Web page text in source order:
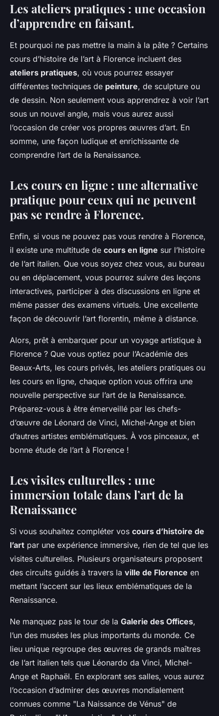
Les ateliers pratiques : une occasion
d’apprendre en faisant.
Et pourquoi ne pas mettre la main à la pâte ? Certains
cours d’histoire de l’art à Florence incluent des
ateliers pratiques, où vous pourrez essayer
différentes techniques de peinture, de sculpture ou
de dessin. Non seulement vous apprendrez à voir l’art
sous un nouvel angle, mais vous aurez aussi
l’occasion de créer vos propres œuvres d’art. En
somme, une façon ludique et enrichissante de
comprendre l’art de la Renaissance.
Les cours en ligne : une alternative
pratique pour ceux qui ne peuvent
pas se rendre à Florence.
Enfin, si vous ne pouvez pas vous rendre à Florence,
il existe une multitude de cours en ligne sur l’histoire
de l’art italien. Que vous soyez chez vous, au bureau
ou en déplacement, vous pourrez suivre des leçons
interactives, participer à des discussions en ligne et
même passer des examens virtuels. Une excellente
façon de découvrir l’art florentin, même à distance.
Alors, prêt à embarquer pour un voyage artistique à
Florence ? Que vous optiez pour l’Académie des
Beaux-Arts, les cours privés, les ateliers pratiques ou
les cours en ligne, chaque option vous offrira une
nouvelle perspective sur l’art de la Renaissance.
Préparez-vous à être émerveillé par les chefs-
d’œuvre de Léonard de Vinci, Michel-Ange et bien
d’autres artistes emblématiques. À vos pinceaux, et
bonne étude de l’art à Florence !
Les visites culturelles : une
immersion totale dans l’art de la
Renaissance
Si vous souhaitez compléter vos cours d’histoire de
l’art par une expérience immersive, rien de tel que les
visites culturelles. Plusieurs organisateurs proposent
des circuits guidés à travers la ville de Florence en
mettant l’accent sur les lieux emblématiques de la
Renaissance.
Ne manquez pas le tour de la Galerie des Offices,
l’un des musées les plus importants du monde. Ce
lieu unique regroupe des œuvres de grands maîtres
de l’art italien tels que Léonardo da Vinci, Michel-
Ange et Raphaël. En explorant ses salles, vous aurez
l’occasion d’admirer des œuvres mondialement
connues comme "La Naissance de Vénus" de